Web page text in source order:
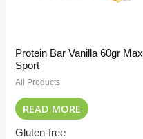
Protein Bar Vanilla 60gr Max
Sport
All Products
READ MORE
Gluten-free